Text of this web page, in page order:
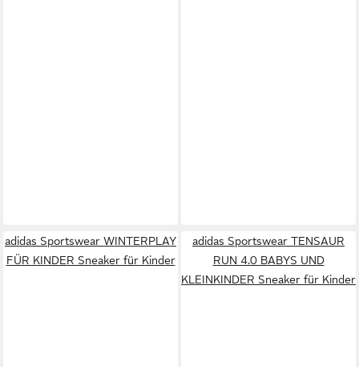
adidas Sportswear WINTERPLAY
FÜR KINDER Sneaker für Kinder
adidas Sportswear TENSAUR
RUN 4.0 BABYS UND
KLEINKINDER Sneaker für Kinder